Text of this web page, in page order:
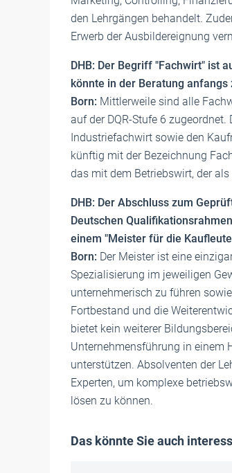
den Lehrgängen behandelt.
Erwerb der Ausbildereignung
DHB: Der Begriff "Fachwirt" ist
könnte in der Beratung
Born: Mittlerweile sind alle
auf der DQR-Stufe 6
Industriefachwirt sowie den
künftig mit der Bezeichnung
das mit dem Betriebswirt, der
DHB: Der Abschluss zum
Deutschen
einem "Meister für die
Born: Der Meister ist eine
Spezialisierung im jeweiligen
unternehmerisch zu führen
Fortbestand und die
bietet kein weiterer
Unternehmensführung in einem
unterstützen. Absolventen der
Experten, um komplexe
lösen zu können.
Das könnte Sie auch